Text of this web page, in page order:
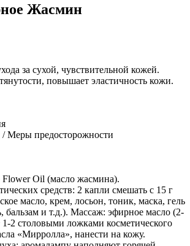
Жасмин
за сухой, чувствительной кожей.
повышает эластичность кожи.
/ Меры предосторожности
Flower Oil (масло жасмина).
средств: 2 капли смешать с 15 г
масло, крем, лосьон, тоник, маска, гель
бальзам и т.д.). Массаж: эфирное масло (2-
2 столовыми ложками косметического
«Мирролла», нанести на кожу.